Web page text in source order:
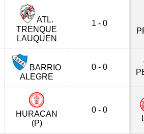
ATL.
TRENQUE
LAUQUEN
1 - 0
BARRIO
ALEGRE
0 - 0
HURACAN
(P)
0 - 0